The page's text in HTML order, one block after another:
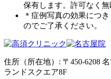
保有します。許可なく無
＊症例写真の効果につ
のでご了承ください。
住所（所在地）: 〒450-6208
ランドスクエア8F